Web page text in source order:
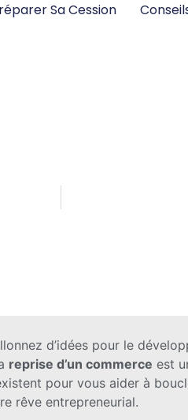
Sa Cession
d’idées pour le
reprise d’un commerce est
pour vous aider à
rêve entrepreneurial.